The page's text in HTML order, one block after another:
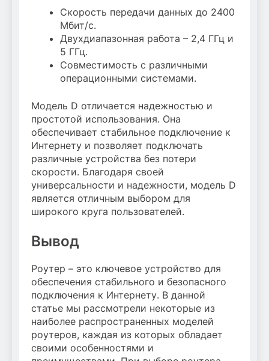
Скорость передачи данных до 2400
Мбит/с.
Двухдиапазонная работа – 2,4 ГГц и
5 ГГц.
Совместимость с различными
операционными системами.
Модель D отличается надежностью и
простотой использования. Она
обеспечивает стабильное подключение к
Интернету и позволяет подключать
различные устройства без потери
скорости. Благодаря своей
универсальности и надежности, модель D
является отличным выбором для
широкого круга пользователей.
Вывод
Роутер – это ключевое устройство для
обеспечения стабильного и безопасного
подключения к Интернету. В данной
статье мы рассмотрели некоторые из
наиболее распространенных моделей
роутеров, каждая из которых обладает
своими особенностями и